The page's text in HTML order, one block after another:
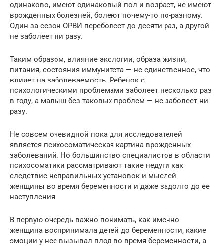
одинаково, имеют одинаковый пол и возраст, не имеют
врожденных болезней, болеют почему-то по-разному.
Один за сезон ОРВИ переболеет до десяти раз, а другой
не заболеет ни разу.
Таким образом, влияние экологии, образа жизни,
питания, состояния иммунитета — не единственное, что
влияет на заболеваемость. Ребенок с
психологическими проблемами заболеет несколько раз
в году, а малыш без таковых проблем — не заболеет ни
разу.
Не совсем очевидной пока для исследователей
является психосоматическая картина врожденных
заболеваний. Но большинство специалистов в области
психосоматики рассматривают такие недуги как
следствие неправильных установок и мыслей
женщины во время беременности и даже задолго до ее
наступления
В первую очередь важно понимать, как именно
женщина воспринимала детей до беременности, какие
эмоции у нее вызывал плод во время беременности, а